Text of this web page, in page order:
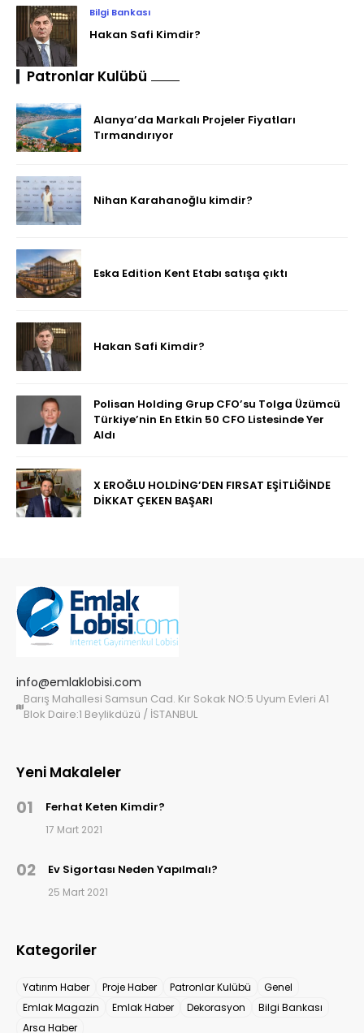
Bilgi Bankası
Hakan Safi Kimdir?
Patronlar Kulübü
Alanya’da Markalı Projeler Fiyatları
Tırmandırıyor
Nihan Karahanoğlu kimdir?
Eska Edition Kent Etabı satışa çıktı
Hakan Safi Kimdir?
Polisan Holding Grup CFO’su Tolga Üzümcü
Türkiye’nin En Etkin 50 CFO Listesinde Yer
Aldı
X EROĞLU HOLDİNG’DEN FIRSAT EŞİTLİĞİNDE
DİKKAT ÇEKEN BAŞARI
info@emlaklobisi.com
Barış Mahallesi Samsun Cad. Kır Sokak NO:5 Uyum Evleri A1
Blok Daire:1 Beylikdüzü / İSTANBUL
Yeni Makaleler
01 Ferhat Keten Kimdir?
17 Mart 2021
02 Ev Sigortası Neden Yapılmalı?
25 Mart 2021
Kategoriler
Yatırım Haber Proje Haber Patronlar Kulübü
Genel
Emlak Magazin
Emlak Haber Dekorasyon
Bilgi Bankası
Arsa Haber